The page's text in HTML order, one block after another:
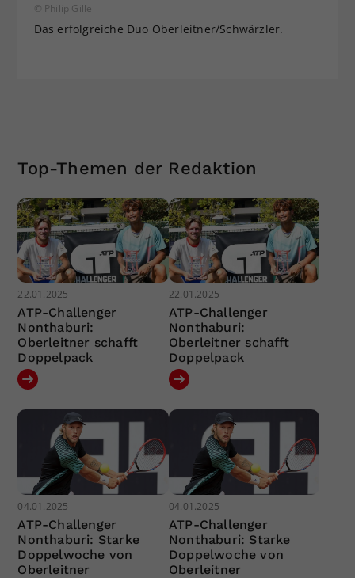
© Philip Gille
Das erfolgreiche Duo Oberleitner/Schwärzler.
Top-Themen der Redaktion
22.01.2025
ATP-Challenger
Nonthaburi:
Oberleitner schafft
Doppelpack
22.01.2025
ATP-Challenger
Nonthaburi:
Oberleitner schafft
Doppelpack
04.01.2025
ATP-Challenger
Nonthaburi: Starke
Doppelwoche von
Oberleitner
04.01.2025
ATP-Challenger
Nonthaburi: Starke
Doppelwoche von
Oberleitner